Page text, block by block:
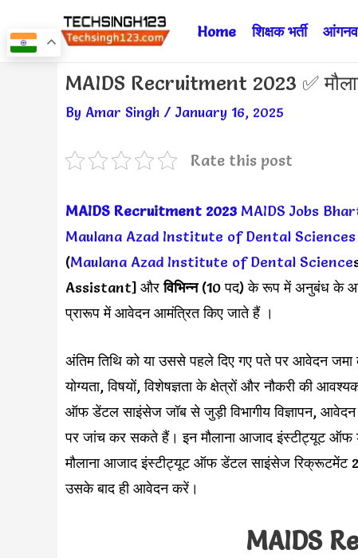
to
Home शिक्षक भर्ती
MAIDS Recruitment 2023 ✅
By Amar Singh / January 16, 2025
Rate this post
MAIDS Recruitment 2023 MAIDS Jobs
Maulana Azad Institute of Dental
(Maulana Azad Institute of Dental Science
Assistant] औरविभिन्न(10 पद) के रूप में अनुबंध के
प्रारूप में आवेदन आमंत्रित किए जाते हैं ।
अंतिम तिथि को या उससे पहले दिए गए पते पर आवेदन
योग्यता, विषयों, विशेषज्ञता के क्षेत्रों और नौकरी की
ऑफ डेंटल साइंसेज जॉब से जुड़ी विभागीय विज्ञापन, आवेदन
पर जांच कर सकते हैं। इन मौलाना आजाद इंस्टीट्यूट ऑफ
मौलाना आजाद इंस्टीट्यूट ऑफ डेंटल साइंसेज
उसके बाद ही आवेदन करें।
MAIDS
Post